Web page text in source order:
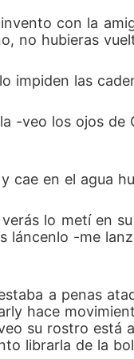
con la
no hubieras
impiden las
-veo los ojos
cae en el agua
lo metí en
-me
a penas
hace
su rostro
librarla de la